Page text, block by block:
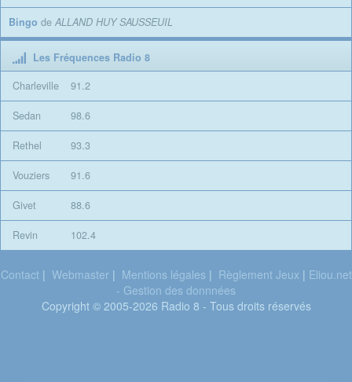
Bingo de ALLAND HUY SAUSSEUIL
Les Fréquences Radio 8
Charleville
91.2
Sedan 98.6
Rethel 93.3
Vouziers 91.6
Givet 88.6
Revin 102.4
Contact| Webmaster| Mentions légales | Règlement Jeux | Eliou.net
- Gestion des donnnées
Copyright © 2005-2026 Radio 8 - Tous droits réservés